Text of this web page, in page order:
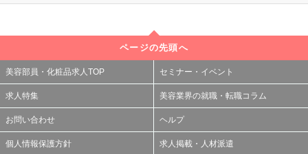
ページの先頭へ
美容部員・化粧品求人TOP セミナー・イベント
求人特集 美容業界の就職・転職コラム
お問い合わせ ヘルプ
個人情報保護方針 求人掲載・人材派遣